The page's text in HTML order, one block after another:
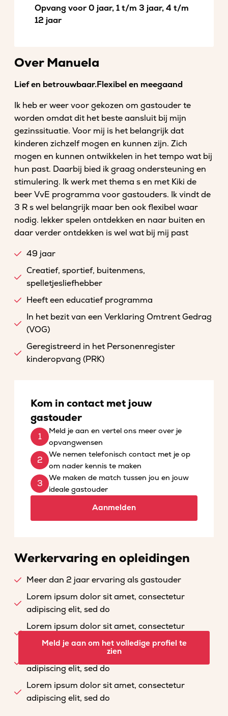
Opvang voor 0 jaar, 1 t/m 3 jaar, 4 t/m
12 jaar
Over Manuela
Lief en betrouwbaar.Flexibel en meegaand
Ik heb er weer voor gekozen om gastouder te
worden omdat dit het beste aansluit bij mijn
gezinssituatie. Voor mij is het belangrijk dat
kinderen zichzelf mogen en kunnen zijn. Zich
mogen en kunnen ontwikkelen in het tempo wat bij
hun past. Daarbij bied ik graag ondersteuning en
stimulering. Ik werk met thema s en met Kiki de
beer VvE programma voor gastouders. Ik vindt de
3 R s wel belangrijk maar ben ook flexibel waar
nodig. lekker spelen ontdekken en naar buiten en
daar verder ontdekken is wel wat bij mij past
49 jaar
Creatief, sportief, buitenmens,
spelletjesliefhebber
Heeft een educatief programma
In het bezit van een Verklaring Omtrent Gedrag
(VOG)
Geregistreerd in het Personenregister
kinderopvang (PRK)
Kom in contact met jouw
gastouder
Meld je aan en vertel ons meer over je
opvangwensen
We nemen telefonisch contact met je op
om nader kennis te maken
We maken de match tussen jou en jouw
ideale gastouder
Aanmelden
Werkervaring en opleidingen
Meer dan 2 jaar ervaring als gastouder
Lorem ipsum dolor sit amet, consectetur
adipiscing elit, sed do
Lorem ipsum dolor sit amet, consectetur
adipiscing elit, sed do
Lorem ipsum dolor sit amet, consectetur
adipiscing elit, sed do
Lorem ipsum dolor sit amet, consectetur
adipiscing elit, sed do
Meld je aan om het volledige profiel te
zien